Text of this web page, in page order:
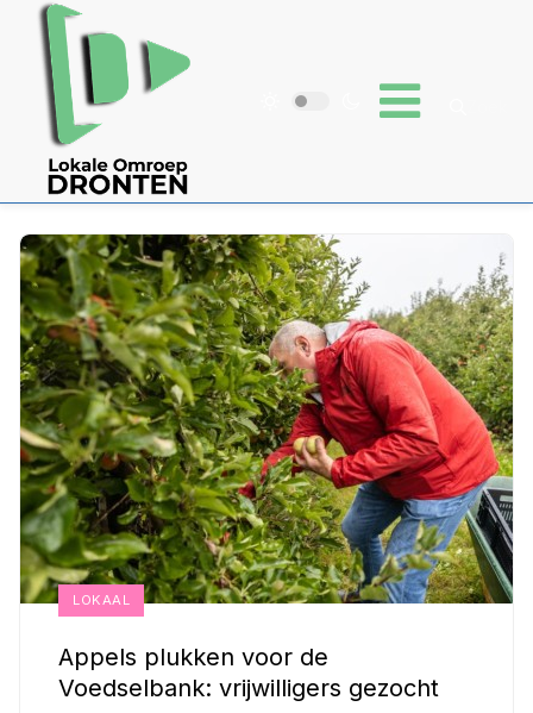
LOKAAL
Appels plukken voor de
Voedselbank: vrijwilligers gezocht